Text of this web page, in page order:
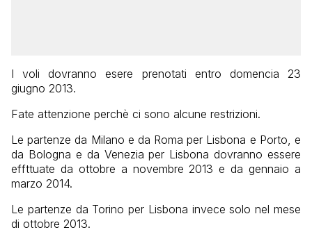
I voli dovranno esere prenotati entro domencia 23
giugno 2013.
Fate attenzione perchè ci sono alcune restrizioni.
Le partenze da Milano e da Roma per Lisbona e Porto, e
da Bologna e da Venezia per Lisbona dovranno essere
effttuate da ottobre a novembre 2013 e da gennaio a
marzo 2014.
Le partenze da Torino per Lisbona invece solo nel mese
di ottobre 2013.